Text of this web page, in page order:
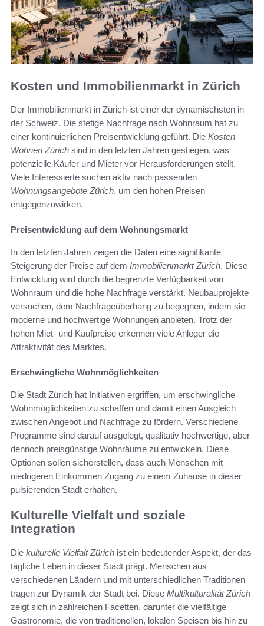
Kosten und Immobilienmarkt in Zürich
Der Immobilienmarkt in Zürich ist einer der dynamischsten in
der Schweiz. Die stetige Nachfrage nach Wohnraum hat zu
einer kontinuierlichen Preisentwicklung geführt. Die Kosten
Wohnen Zürich sind in den letzten Jahren gestiegen, was
potenzielle Käufer und Mieter vor Herausforderungen stellt.
Viele Interessierte suchen aktiv nach passenden
Wohnungsangebote Zürich, um den hohen Preisen
entgegenzuwirken.
Preisentwicklung auf dem Wohnungsmarkt
In den letzten Jahren zeigen die Daten eine signifikante
Steigerung der Preise auf dem Immobilienmarkt Zürich. Diese
Entwicklung wird durch die begrenzte Verfügbarkeit von
Wohnraum und die hohe Nachfrage verstärkt. Neubauprojekte
versuchen, dem Nachfrageüberhang zu begegnen, indem sie
moderne und hochwertige Wohnungen anbieten. Trotz der
hohen Miet- und Kaufpreise erkennen viele Anleger die
Attraktivität des Marktes.
Erschwingliche Wohnmöglichkeiten
Die Stadt Zürich hat Initiativen ergriffen, um erschwingliche
Wohnmöglichkeiten zu schaffen und damit einen Ausgleich
zwischen Angebot und Nachfrage zu fördern. Verschiedene
Programme sind darauf ausgelegt, qualitativ hochwertige, aber
dennoch preisgünstige Wohnräume zu entwickeln. Diese
Optionen sollen sicherstellen, dass auch Menschen mit
niedrigeren Einkommen Zugang zu einem Zuhause in dieser
pulsierenden Stadt erhalten.
Kulturelle Vielfalt und soziale
Integration
Die kulturelle Vielfalt Zürich ist ein bedeutender Aspekt, der das
tägliche Leben in dieser Stadt prägt. Menschen aus
verschiedenen Ländern und mit unterschiedlichen Traditionen
tragen zur Dynamik der Stadt bei. Diese Multikulturalität Zürich
zeigt sich in zahlreichen Facetten, darunter die vielfältige
Gastronomie, die von traditionellen, lokalen Speisen bis hin zu